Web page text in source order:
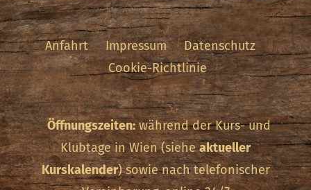
Anfahrt Impressum
Datenschutz
Cookie-Richtlinie
Öffnungszeiten:während der Kurs- und
Klubtage in Wien (sieheaktueller
Kurskalender) sowie nach telefonischer